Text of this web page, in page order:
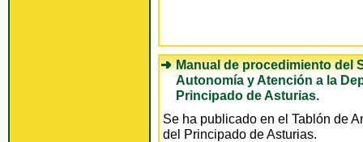
Manual de procedimiento del
Autonomía y Atención a la
Principado de Asturias.
Se ha publicado en el Tablón de
del Principado de Asturias.